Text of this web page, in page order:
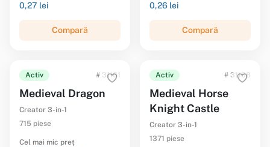
0,27 lei
Compară
0,26 lei
Compară
Activ # 31161
Medieval Dragon
Creator 3-in-1
715 piese
Cel mai mic preț
Activ # 31168
Medieval Horse
Knight Castle
Creator 3-in-1
1371 piese